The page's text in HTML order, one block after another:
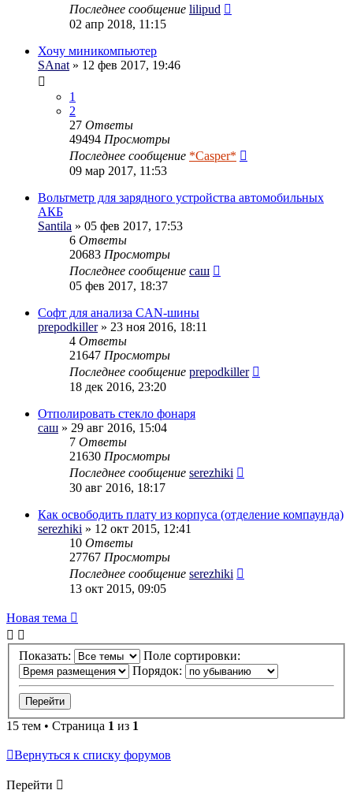
Последнее сообщение lilipud
02 апр 2018, 11:15
Хочу миникомпьютер
SAnat » 12 фев 2017, 19:46
1
2
27 Ответы
49494 Просмотры
Последнее сообщение *Casper*
09 мар 2017, 11:53
Вольтметр для зарядного устройства автомобильных
АКБ
Santila » 05 фев 2017, 17:53
6 Ответы
20683 Просмотры
Последнее сообщение саш
05 фев 2017, 18:37
Софт для анализа CAN-шины
prepodkiller» 23 ноя 2016, 18:11
4 Ответы
21647 Просмотры
Последнее сообщение prepodkiller
18 дек 2016, 23:20
Отполировать стекло фонаря
саш » 29 авг 2016, 15:04
7 Ответы
21630 Просмотры
Последнее сообщение serezhiki
30 авг 2016, 18:17
Как освободить плату из корпуса (отделение компаунда)
serezhiki » 12 окт 2015, 12:41
10 Ответы
27767 Просмотры
Последнее сообщение serezhiki
13 окт 2015, 09:05
Новая тема
Показать:
Поле сортировки:
Порядок:
15 тем • Страница 1 из 1
Вернуться к списку форумов
Перейти